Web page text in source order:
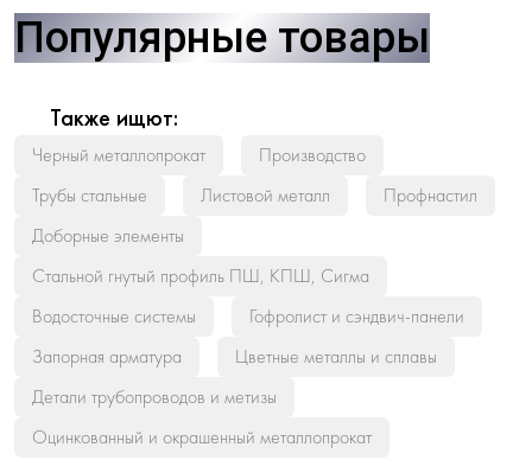
Популярные товары
Также ищют:
Черный металлопрокат
Производство
Трубы стальные
Листовой металл
Профнастил
Доборные элементы
Стальной гнутый профиль ПШ, КПШ, Сигма
Водосточные системы
Гофролист и сэндвич-панели
Запорная арматура
Цветные металлы и сплавы
Детали трубопроводов и метизы
Оцинкованный и окрашенный металлопрокат